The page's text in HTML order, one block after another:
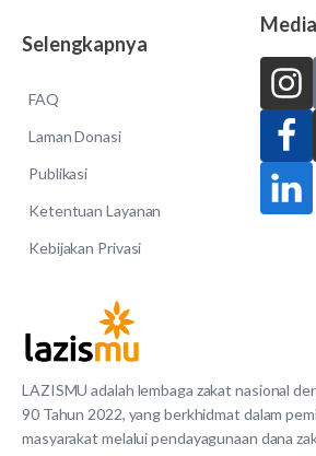
LAZISMU adalah lembaga zakat nasional
90 Tahun 2022, yang berkhidmat dalam
masyarakat melalui pendayagunaan dana
Selengkapnya
FAQ
Laman Donasi
Publikasi
Ketentuan Layanan
Kebijakan Privasi